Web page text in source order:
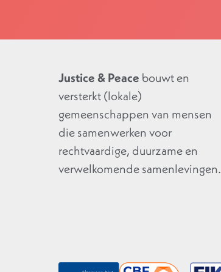
Justice & Peace bouwt en
versterkt (lokale)
gemeenschappen van mensen
die samenwerken voor
rechtvaardige, duurzame en
verwelkomende samenlevingen.